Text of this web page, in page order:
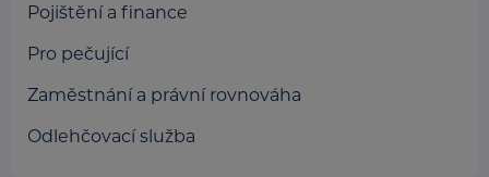
Pojištění a finance
Pro pečující
Zaměstnání a právní rovnováha
Odlehčovací služba